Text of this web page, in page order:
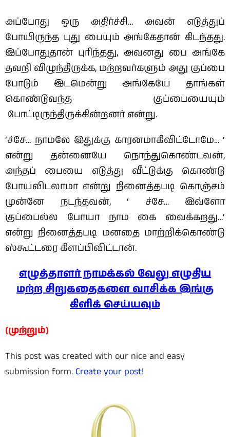
அப்போது ஒரு அதிர்ச்சி… அவன் எடுத்துப்
போயிருந்த புது பையும் அங்கேதான் கிடந்தது.
இப்போதுதான் புரிந்தது, அவனது பை அங்கே
தவறி விழுந்திருக்க, மற்றவர்களும் அது குப்பை
போடும் இடமென்று அங்கேயே தாங்கள்
கொண்டுவந்த குப்பையையும்
போட்டிருந்திருக்கின்றனர் என்று.
‘ச்சே… நாமலே இதுக்கு காரனமாகிவிட்டோமே… ‘
என்று தன்னையே நொந்துகொண்டவன்,
அந்தப் பையை எடுத்து வீட்டுக்கு கொண்டு
போயவிடலாமா என்று நினைத்தபடி கொஞ்சம்
முன்னே நடந்தவன், ‘ ச்சே… இவ்ளோ
குப்பைல்ல போயா நாம கை வைக்கறது…‘
என்று நினைத்தபடி மனதை மாற்றிக்கொண்டு
ஸ்கூட்டரை கிளப்பிவிட்டான்.
எழுத்தாளர் நாமக்கல் வேலு எழுதிய
மற்ற சிறுகதைகளை வாசிக்க இங்கு
கிளிக் செய்யவும்
(முற்றும்)
This post was created with our nice and easy
submission form. Create your post!